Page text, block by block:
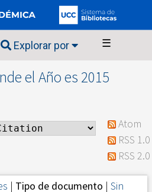
Explorar por ☰
el Año es 2015
Atom
RSS 1.0
RSS 2.0
| Tipo de documento | Sin